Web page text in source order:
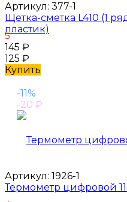
Артикул: 377-1
Щетка-сметка L410 (1
пластик)
5
145 ₽
125 ₽
Купить
-11%
-20 ₽
Артикул: 1926-1
Термометр цифровой